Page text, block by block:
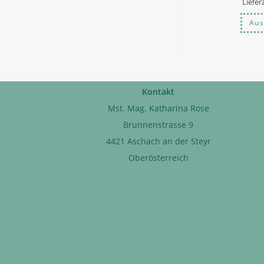
Kontakt
Mst. Mag. Katharina Rose
Brunnenstrasse 9
4421 Aschach an der Steyr
Oberösterreich